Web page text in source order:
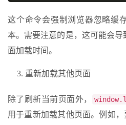
这个命令会强制浏览器忽略缓
本。需要注意的是，这可能会
面加载时间。
重新加载其他页面
除了刷新当前页面外，
用于重新加载其他页面。例如